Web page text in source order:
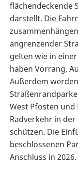
flächendeckende
darstellt. Die
angrenzender
gelten wie in
haben Vorrang,
Außerdem
West Pfosten
Radverkehr in
schützen. Die
beschlossenen
Anschluss in 2026.